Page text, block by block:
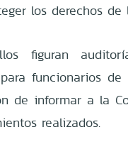
los derechos de
figuran
funcionarios
de informar a la
realizados.